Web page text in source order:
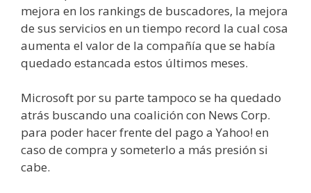
mejora en los rankings de buscadores, la mejora
de sus servicios en un tiempo record la cual cosa
aumenta el valor de la compañía que se había
quedado estancada estos últimos meses.
Microsoft por su parte tampoco se ha quedado
atrás buscando una coalición con News Corp.
para poder hacer frente del pago a Yahoo! en
caso de compra y someterlo a más presión si
cabe.